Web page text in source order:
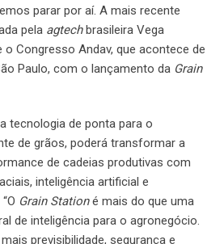
parar por aí. A mais recente
pela agtechbrasileira Vega
Congresso Andav, que acontece de
Paulo, com o lançamento da Grain
tecnologia de ponta para o
de grãos, poderá transformar a
de cadeias produtivas com
inteligência artificial e
Grain Stationé mais do que uma
de inteligência para o agronegócio.
previsibilidade, segurança e